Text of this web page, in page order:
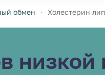
обмен Холестерин